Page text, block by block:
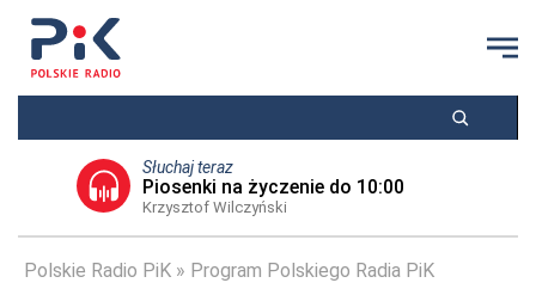
Słuchaj teraz
Piosenki na życzenie do 10:00
Krzysztof Wilczyński
Polskie Radio PiK Program Polskiego Radia PiK